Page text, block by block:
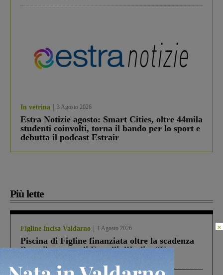
In vetrina 3 Agosto 2026
Estra Notizie agosto: Smart Cities, oltre 44mila
studenti coinvolti, torna il bando per lo sport e
debutta il podcast Estrair
Più lette
Figline Incisa Valdarno 1 Agosto 2026
Piscina di Figline finanziata oltre la scadenza
Pnrr, il gruppo di Fratelli d’Italia: “Un
ringraziamento al Governo”
×